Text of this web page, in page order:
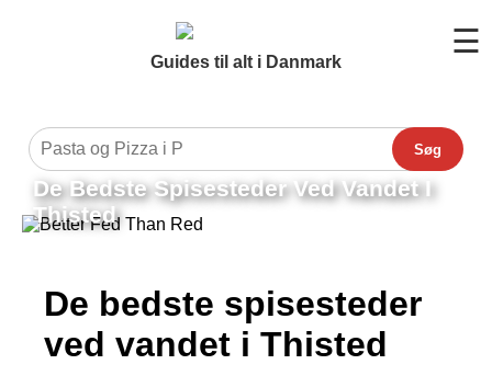
Guides til alt i Danmark
☰
Søg
De Bedste Spisesteder Ved Vandet I
Thisted
De bedste spisesteder
ved vandet i Thisted